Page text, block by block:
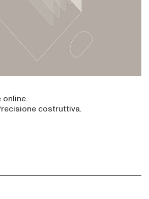
online.
costruttiva.